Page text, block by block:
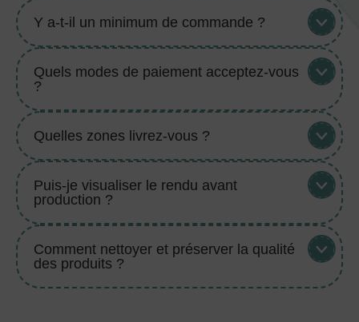
Y a-t-il un minimum de commande ?
Quels modes de paiement acceptez-vous
?
Quelles zones livrez-vous ?
Puis-je visualiser le rendu avant
production ?
Comment nettoyer et préserver la qualité
des produits ?